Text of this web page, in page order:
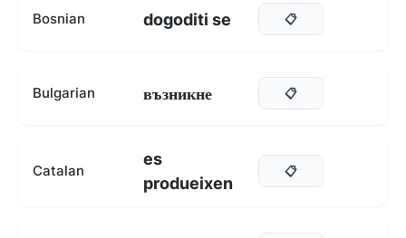
Bosnian dogoditi se 📋
Bulgarian възникне 📋
Catalan
es
produeixen
📋